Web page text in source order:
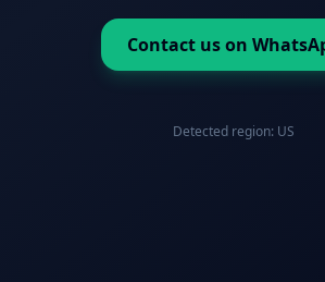
Contact us on
Detected region: US